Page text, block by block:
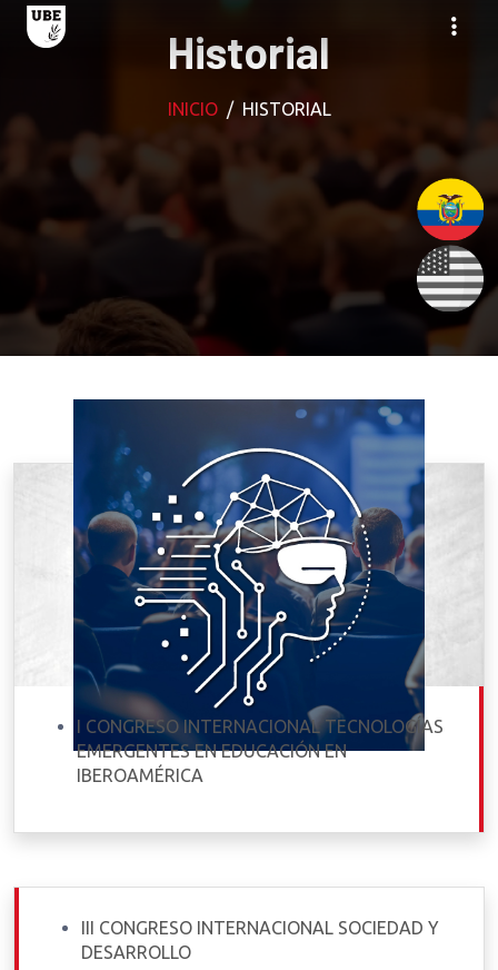
Historial
INICIO HISTORIAL
I CONGRESO INTERNACIONAL TECNOLOGÍAS
EMERGENTES EN EDUCACIÓN EN
IBEROAMÉRICA
III CONGRESO INTERNACIONAL SOCIEDAD Y
DESARROLLO